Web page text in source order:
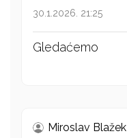
30.1.2026. 21:25
Gledaćemo
Miroslav Blažek